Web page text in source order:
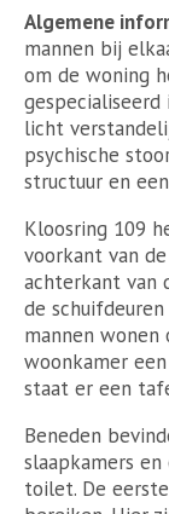
Algemene
mannen bij
om de woning
licht
psychische
structuur en
Kloosring 109
voorkant van
achterkant van
de
mannen
woonkamer
staat er een
Beneden
slaapkamers
toilet. De